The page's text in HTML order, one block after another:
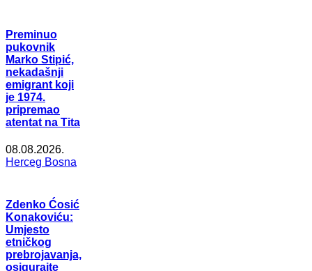
Preminuo
pukovnik
Marko Stipić,
nekadašnji
emigrant koji
je 1974.
pripremao
atentat na Tita
08.08.2026.
Herceg Bosna
Zdenko Ćosić
Konakoviću:
Umjesto
etničkog
prebrojavanja,
osigurajte